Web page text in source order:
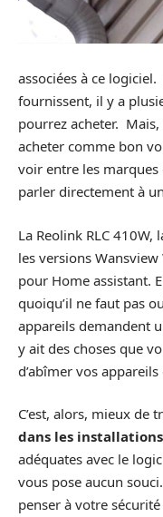
associées à ce
fournissent, il y a
pourrez acheter.
acheter comme bon
voir entre les marques
parler directement à
La Reolink RLC 410W,
les versions
pour Home assistant.
quoiqu’il ne faut pas
appareils demandent
y ait des choses que
d’abîmer vos
C’est, alors, mieux de
dans les
adéquates avec le
vous pose aucun
penser à votre